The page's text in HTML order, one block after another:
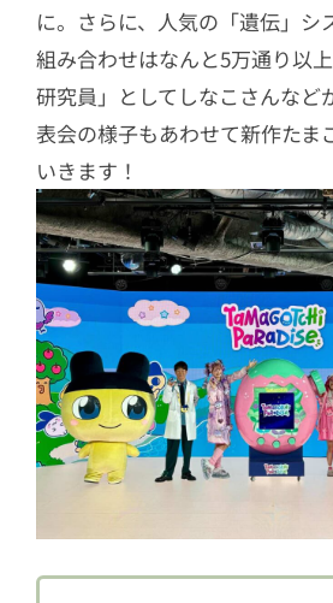
に。さらに、人気の「遺伝」シ
組み合わせはなんと5万通り以
研究員」としてしなこさんなど
表会の様子もあわせて新作たま
いきます！